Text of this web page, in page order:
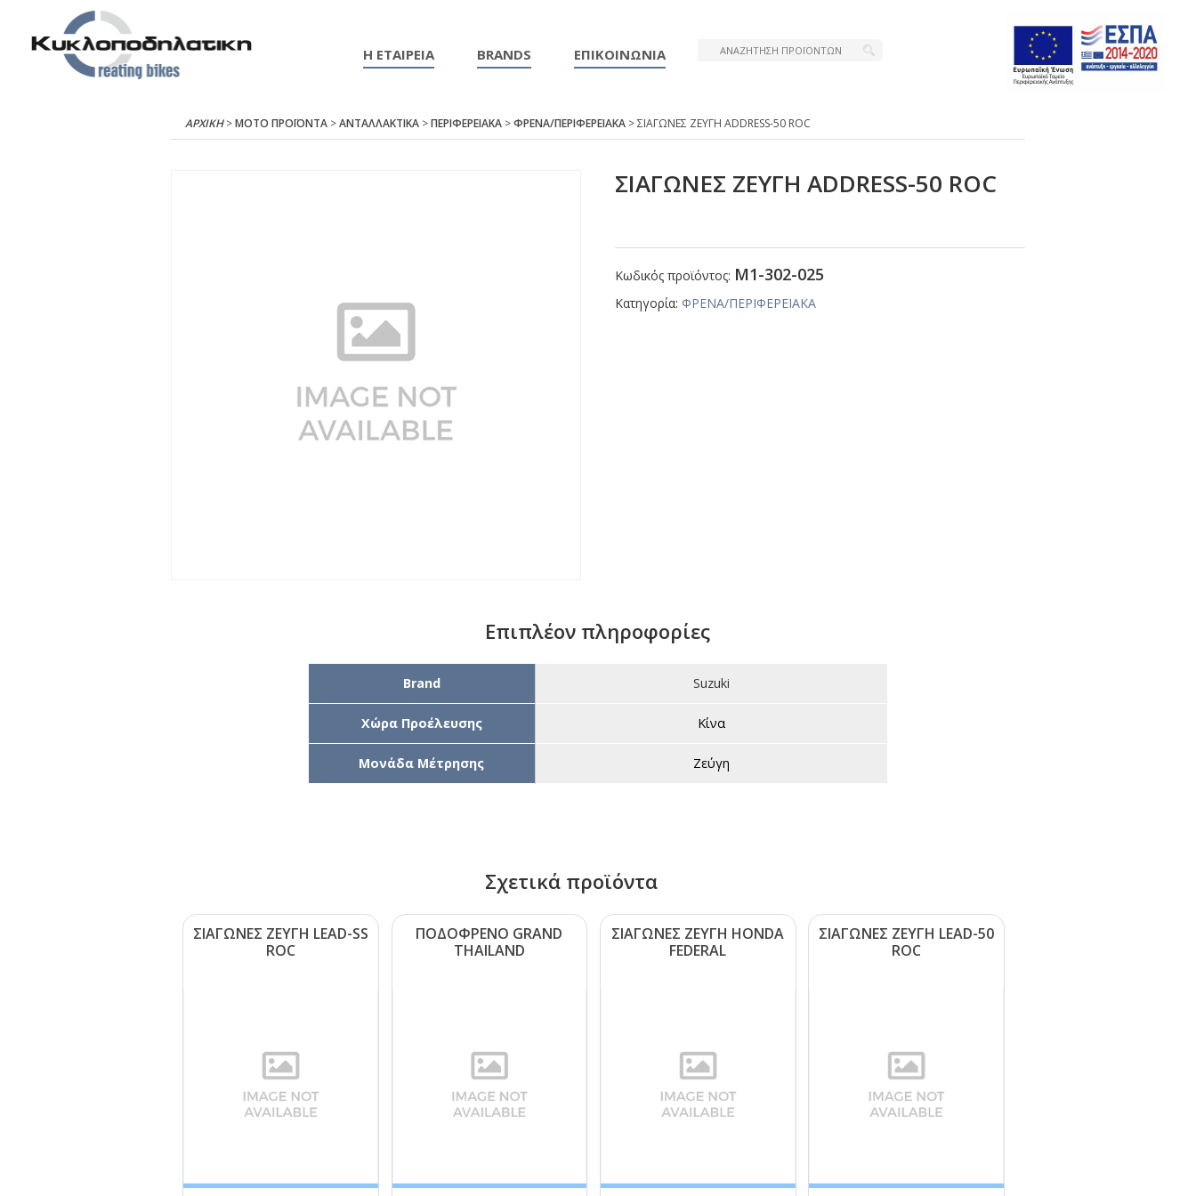
Η ΕΤΑΙΡΕΙΑ BRANDS ΕΠΙΚΟΙΝΩΝΙΑ
ΑΡΧΙΚΉ>ΜΟΤΟ ΠΡΟΪΟΝΤΑ>ΑΝΤΑΛΛΑΚΤΙΚΑ>ΠΕΡΙΦΕΡΕΙΑΚΑ>ΦΡΕΝΑ/ΠΕΡΙΦΕΡΕΙΑΚΑ> ΣΙΑΓΩΝΕΣ ΖΕΥΓΗ ΑDDRΕSS-50 RΟC
ΣΙΑΓΩΝΕΣ ΖΕΥΓΗ ΑDDRΕSS-50 RΟC
Κωδικός προϊόντος: Μ1-302-025
Κατηγορία: ΦΡΕΝΑ/ΠΕΡΙΦΕΡΕΙΑΚΑ
Επιπλέον πληροφορίες
Brand Suzuki
Χώρα Προέλευσης Κίνα
Μονάδα Μέτρησης Ζεύγη
Σχετικά προϊόντα
ΣΙΑΓΩΝΕΣ ΖΕΥΓΗ LΕΑD-SS
RΟC
ΠΟΔΟΦΡΕΝΟ GRΑΝD
ΤΗΑΙLΑΝD
ΣΙΑΓΩΝΕΣ ΖΕΥΓΗ ΗΟΝDΑ
FΕDΕRΑL
ΣΙΑΓΩΝΕΣ ΖΕΥΓΗ LΕΑD-50
RΟC